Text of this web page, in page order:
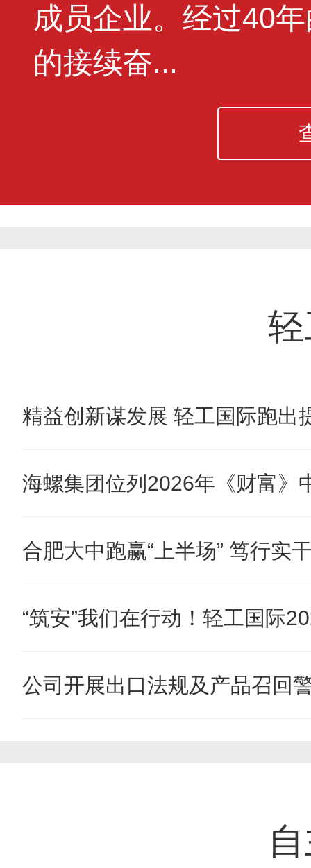
成员企业。经过40
的接续奋...
精益创新谋发展 轻工国际跑出
海螺集团位列2026年《财富》
合肥大中跑赢“上半场” 笃行实
“筑安”我们在行动！轻工国际
公司开展出口法规及产品召回